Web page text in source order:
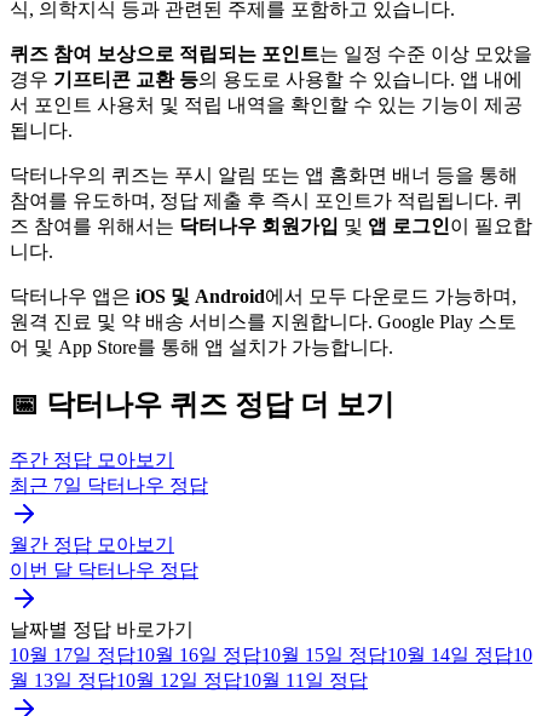
식, 의학지식 등과 관련된 주제를 포함하고 있습니다.
퀴즈 참여 보상으로 적립되는 포인트는 일정 수준 이상 모았을
경우 기프티콘 교환 등의 용도로 사용할 수 있습니다. 앱 내에
서 포인트 사용처 및 적립 내역을 확인할 수 있는 기능이 제공
됩니다.
닥터나우의 퀴즈는 푸시 알림 또는 앱 홈화면 배너 등을 통해
참여를 유도하며, 정답 제출 후 즉시 포인트가 적립됩니다. 퀴
즈 참여를 위해서는 닥터나우 회원가입 및 앱 로그인이 필요합
니다.
닥터나우 앱은 iOS 및 Android에서 모두 다운로드 가능하며,
원격 진료 및 약 배송 서비스를 지원합니다. Google Play 스토
어 및 App Store를 통해 앱 설치가 가능합니다.
📅 닥터나우 퀴즈 정답 더 보기
주간 정답 모아보기
최근 7일 닥터나우 정답
월간 정답 모아보기
이번 달 닥터나우 정답
날짜별 정답 바로가기
10월 17일 정답10월 16일 정답10월 15일 정답10월 14일 정답10
월 13일 정답10월 12일 정답10월 11일 정답